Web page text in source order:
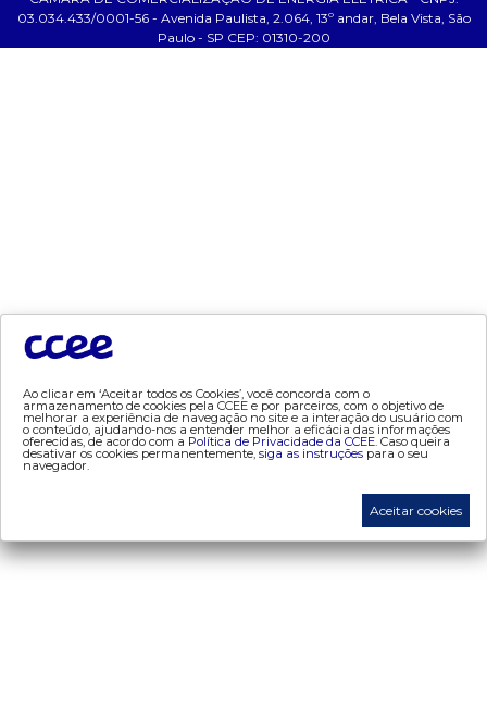
ajuda
dados e análises
- consumo
- contas setoriais
- contratos
- mcsd
03.034.433/0001-56 - Avenida Paulista, 2.064, 13º andar, Bela Vista, São
Paulo - SP CEP: 01310-200
Ao clicar em ‘Aceitar todos os Cookies’, você concorda com o
armazenamento de cookies pela CCEE e por parceiros, com o objetivo de
melhorar a experiência de navegação no site e a interação do usuário com
o conteúdo, ajudando-nos a entender melhor a eficácia das informações
oferecidas, de acordo com a Política de Privacidade da CCEE. Caso queira
desativar os cookies permanentemente, siga as instruções para o seu
navegador.
Aceitar cookies